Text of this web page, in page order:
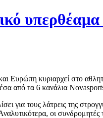
υπερθέαμα
Ευρώπη κυριαρχεί στο
από τα 6 κανάλια
για τους λάτρεις της
οι